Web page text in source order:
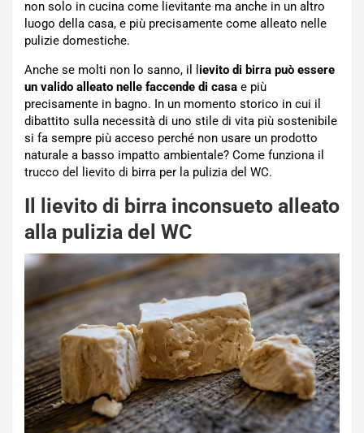
non solo in cucina come lievitante ma anche in un altro
luogo della casa, e più precisamente come alleato nelle
pulizie domestiche.
Anche se molti non lo sanno, il l ievito di birra può essere
un valido alleato nelle faccende di casa e più
precisamente in bagno. In un momento storico in cui il
dibattito sulla necessità di uno stile di vita più sostenibile
si fa sempre più acceso perché non usare un prodotto
naturale a basso impatto ambientale? Come funziona il
trucco del lievito di birra per la pulizia del WC.
Il lievito di birra inconsueto alleato
alla pulizia del WC